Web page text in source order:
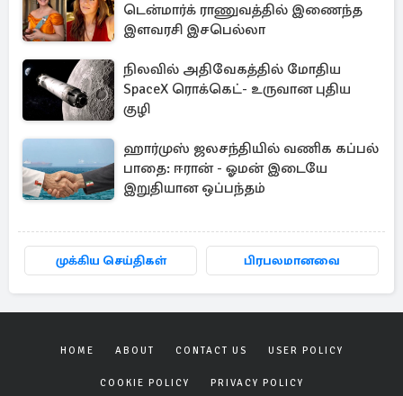
டென்மார்க் ராணுவத்தில் இணைந்த
இளவரசி இசபெல்லா
நிலவில் அதிவேகத்தில் மோதிய
SpaceX ரொக்கெட்- உருவான புதிய
குழி
ஹார்முஸ் ஜலசந்தியில் வணிக கப்பல்
பாதை: ஈரான் - ஓமன் இடையே
இறுதியான ஒப்பந்தம்
முக்கிய செய்திகள் பிரபலமானவை
HOME ABOUT CONTACT US USER POLICY
COOKIE POLICY PRIVACY POLICY